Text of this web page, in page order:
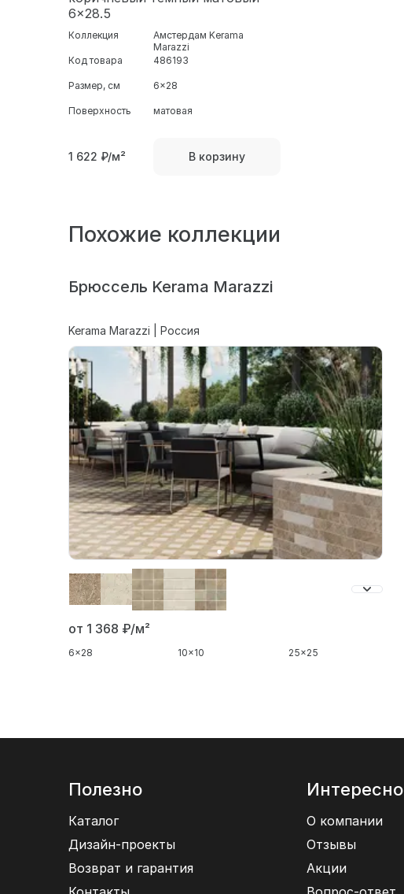
6x28.5
Коллекция
Амстердам Kerama
Marazzi
Код товара
486193
Размер, см 6x28
Поверхность матовая
1 622 ₽/м² В корзину
Похожие коллекции
Брюссель Kerama Marazzi
Kerama Marazzi | Россия
от 1 368 ₽/м²
6x28 10x10 25x25
Полезно
Каталог
Дизайн-проекты
Возврат и гарантия
Интересно
О компании
Отзывы
Акции